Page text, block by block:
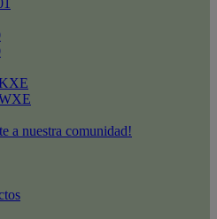
a nuestra comunidad!